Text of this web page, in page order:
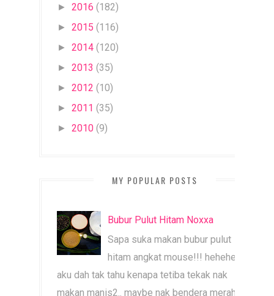
► 2016 (182)
► 2015 (116)
► 2014 (120)
► 2013 (35)
► 2012 (10)
► 2011 (35)
► 2010 (9)
MY POPULAR POSTS
Bubur Pulut Hitam Noxxa
Sapa suka makan bubur pulut
hitam angkat mouse!!! heheheh
aku dah tak tahu kenapa tetiba tekak nak
makan manis2.. maybe nak bendera merah b...